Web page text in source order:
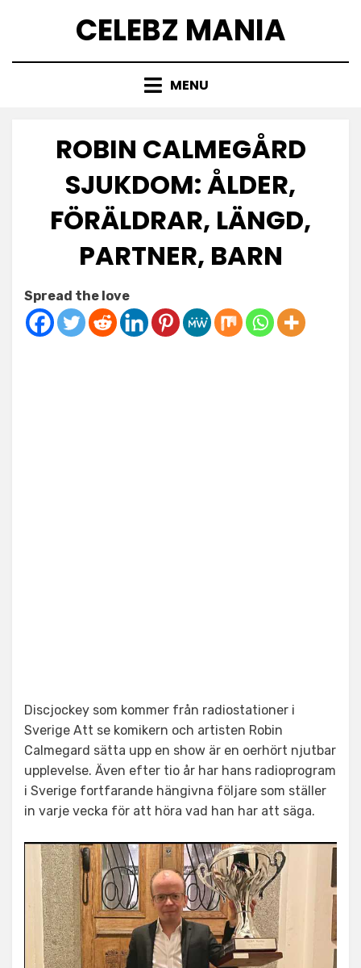
CELEBZ MANIA
MENU
ROBIN CALMEGÅRD
SJUKDOM: ÅLDER,
FÖRÄLDRAR, LÄNGD,
PARTNER, BARN
on
Spread the love
Discjockey som kommer från radiostationer i
Sverige Att se komikern och artisten Robin
Calmegard sätta upp en show är en oerhört njutbar
upplevelse. Även efter tio år har hans radioprogram
i Sverige fortfarande hängivna följare som ställer
in varje vecka för att höra vad han har att säga.